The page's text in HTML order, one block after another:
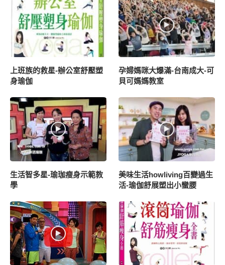
上班族的救星-辦公室舒壓塑
身瑜伽
孕婦媽咪大爆滿-台南成大-可
貝可媽媽教室
生活智多星-瑜珈瘦身示範教
學
美味生活howliving百變過生
活-瑜伽舒展塑出小蠻腰